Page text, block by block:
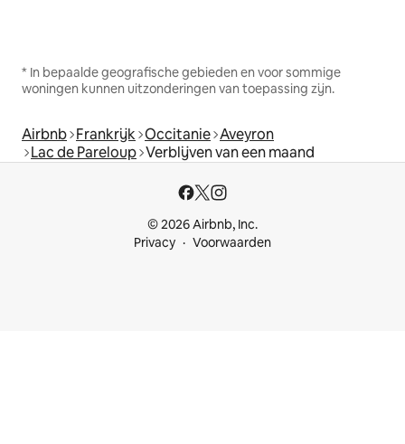
* In bepaalde geografische gebieden en voor sommige
woningen kunnen uitzonderingen van toepassing zijn.
Airbnb Frankrijk Occitanie Aveyron
Lac de Pareloup Verblijven van een maand
© 2026 Airbnb, Inc.
Privacy
Voorwaarden